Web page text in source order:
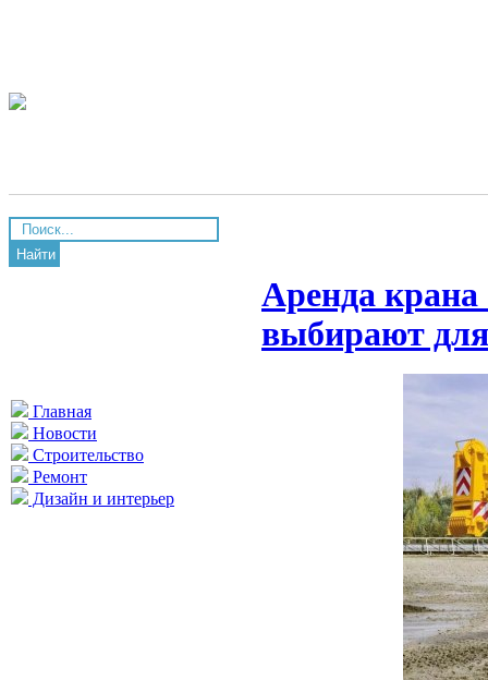
Найти
Главная
Новости
Строительство
Ремонт
Дизайн и интерьер
Аренда крана
выбирают